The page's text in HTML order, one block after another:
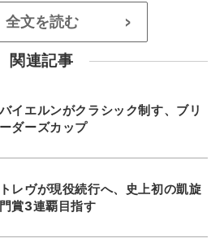
全文を読む >
関連記事
バイエルンがクラシック制す、ブリ
ーダーズカップ
トレヴが現役続行へ、史上初の凱旋
門賞3連覇目指す